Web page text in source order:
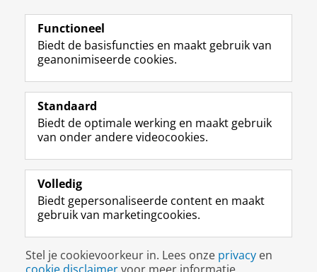
manier te reageren op economische en
maatschappelijke kwesties. Samen tillen wij
het leiderschap in uw organisatie naar een
i
d
Disclaimer & Copyright
Inloggen
Functioneel
Biedt de basisfuncties en maakt gebruik van
geanonimiseerde cookies.
Standaard
Biedt de optimale werking en maakt gebruik
van onder andere videocookies.
Volledig
Biedt gepersonaliseerde content en maakt
gebruik van marketingcookies.
Stel je cookievoorkeur in. Lees onze privacy en